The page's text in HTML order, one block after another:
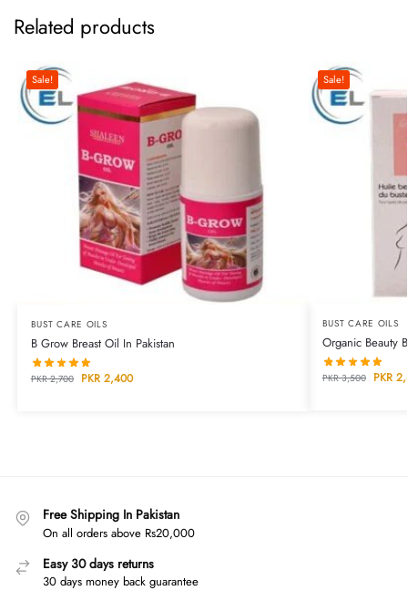
Related products
Sale!
BUST CARE OILS
B Grow Breast Oil In Pakistan
PKR2,700 PKR2,400
Sale!
BUST CARE OILS
Organic Beauty
PKR3,500 PKR
Free Shipping In Pakistan
On all orders above Rs20,000
Easy 30 days returns
30 days money back guarantee